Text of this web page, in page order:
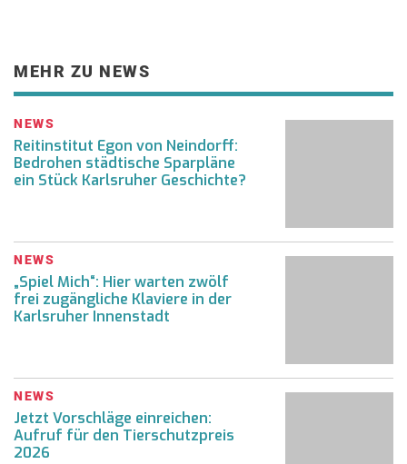
MEHR ZU NEWS
NEWS
Reitinstitut Egon von Neindorff:
Bedrohen städtische Sparpläne
ein Stück Karlsruher Geschichte?
NEWS
„Spiel Mich“: Hier warten zwölf
frei zugängliche Klaviere in der
Karlsruher Innenstadt
NEWS
Jetzt Vorschläge einreichen:
Aufruf für den Tierschutzpreis
2026